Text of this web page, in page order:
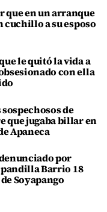
que en un arranque
cuchillo a su esposo
le quitó la vida a
con ella
de
que jugaba billar en
Apaneca
por
Barrio 18
Soyapango